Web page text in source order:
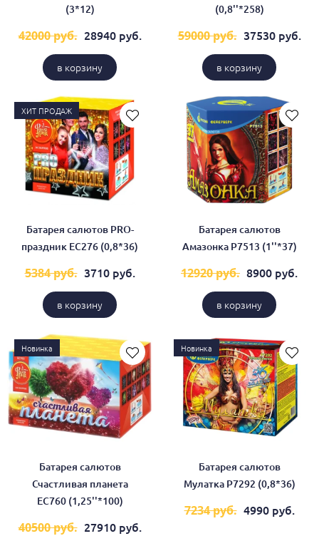
(3*12)
42000 руб. 28940 руб.
в корзину
(0,8''*258)
59000 руб. 37530 руб.
в корзину
ХИТ ПРОДАЖ
Батарея салютов PRO-
праздник ЕС276 (0,8*36)
5384 руб. 3710 руб.
в корзину
Батарея салютов
Амазонка Р7513 (1''*37)
12920 руб. 8900 руб.
в корзину
Новинка
Батарея салютов
Счастливая планета
ЕС760 (1,25''*100)
40500 руб. 27910 руб.
Новинка
Батарея салютов
Мулатка Р7292 (0,8*36)
7234 руб. 4990 руб.